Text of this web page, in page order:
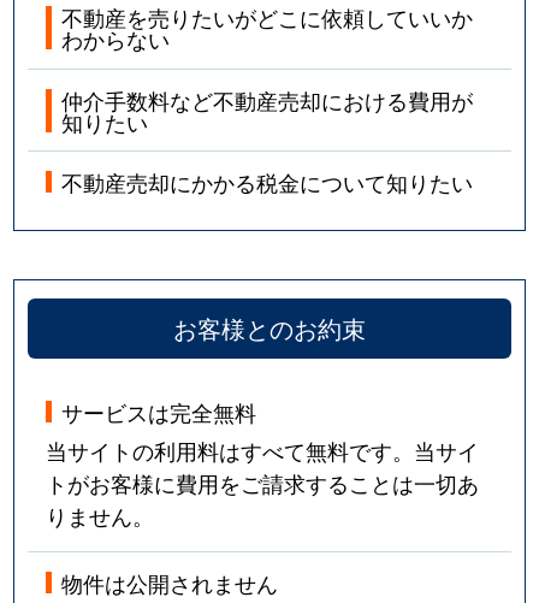
不動産を売りたいがどこに依頼していいか
わからない
仲介手数料など不動産売却における費用が
知りたい
不動産売却にかかる税金について知りたい
お客様とのお約束
サービスは完全無料
当サイトの利用料はすべて無料です。当サイ
トがお客様に費用をご請求することは一切あ
りません。
物件は公開されません